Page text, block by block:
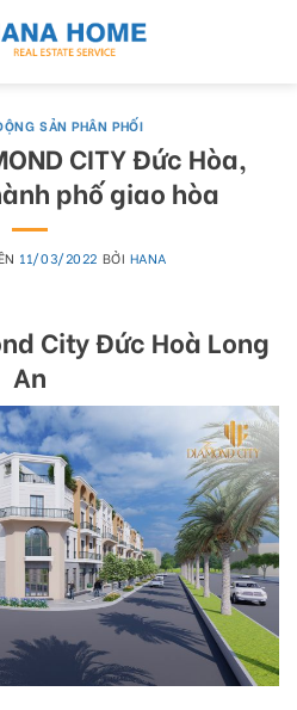
SẢN PHÂN PHỐI
CITY Đức Hòa,
phố giao hòa
11/03/2022 BỞI HANA
City Đức Hoà Long
An